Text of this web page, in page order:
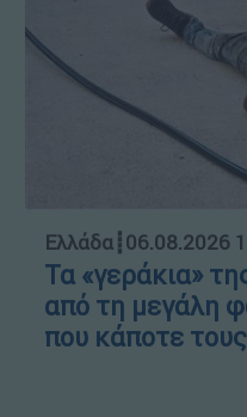
Ελλάδα┋06.08.2026
Τα «γεράκια»
από τη μεγάλη
που κάποτε